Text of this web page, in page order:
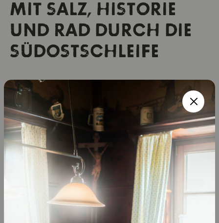
MIT SALZ, HISTORIE
UND RAD DURCH DIE
SÜDOSTSCHLEIFE
Orte wie Mühldorf, Traunstein, Altötting und Burghausen
liegen auf der Salzrunde der Wasser-Radlwege durch
Oberbayern. Hier ist das Salz allgegenwärtig und die
Spuren des weißen Goldes lassen sich entlang der Salzach
bis zu seinem Ursprung in Bad Reichenhall auf dem
Fahrradsattel zurückverfolgen.
GPX-DATEN
HERUNTERLADEN: